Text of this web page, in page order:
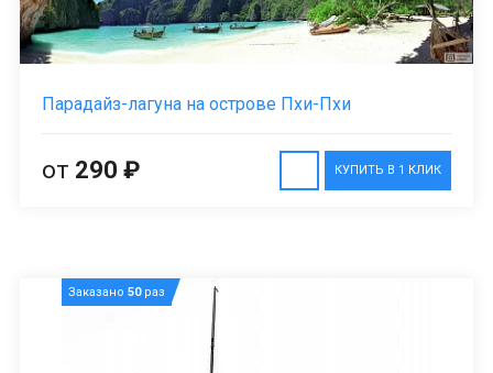
Парадайз-лагуна на острове Пхи-Пхи
КУПИТЬ В 1 КЛИК
от 290 ₽
Заказано 50раз